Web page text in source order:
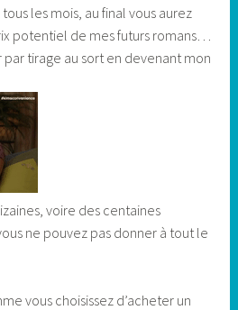
les mois, au final vous aurez
potentiel de mes futurs romans…
tirage au sort en devenant mon
voire des centaines
ne pouvez pas donner à tout le
vous choisissez d’acheter un